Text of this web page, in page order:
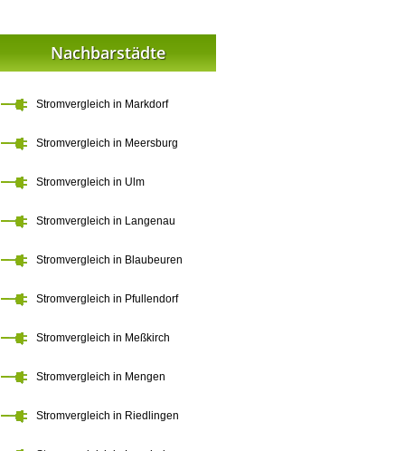
Nachbarstädte
Stromvergleich in Markdorf
Stromvergleich in Meersburg
Stromvergleich in Ulm
Stromvergleich in Langenau
Stromvergleich in Blaubeuren
Stromvergleich in Pfullendorf
Stromvergleich in Meßkirch
Stromvergleich in Mengen
Stromvergleich in Riedlingen